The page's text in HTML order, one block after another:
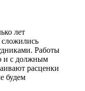
лет
сложились
Работы
и с должным
расценки
будем